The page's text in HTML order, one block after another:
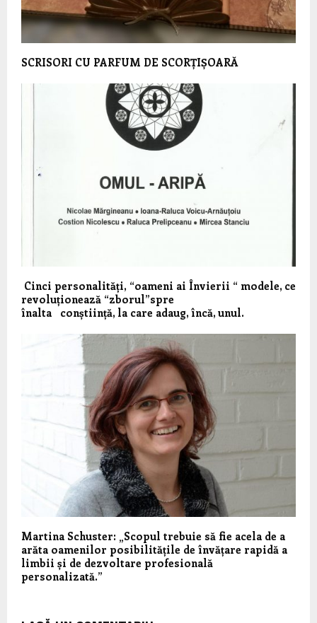
SCRISORI CU PARFUM DE SCORȚIȘOARĂ
Cinci personalități, “oameni ai Învierii “ modele, ce
revoluționează “zborul”spre
înalta conștiință, la care adaug, încă, unul.
Martina Schuster: „Scopul trebuie să fie acela de a
arăta oamenilor posibilitățile de învățare rapidă a
limbii și de dezvoltare profesională
personalizată.”